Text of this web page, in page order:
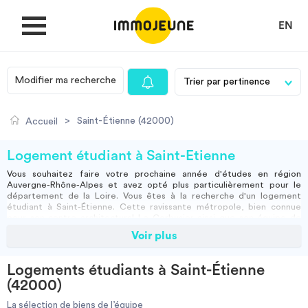
EN
MON COMPTE
Je cherche un logement
Villes
Modifier ma recherche
Accueil > Saint-Étienne (42000)
Logement étudiant à Saint-Étienne
Vous souhaitez faire votre prochaine année d'études en région
Auvergne-Rhône-Alpes et avez opté plus particulièrement pour le
département de la Loire. Vous êtes à la recherche d'un
logement
étudiant à Saint-Étienne. Cette ravissante métropole, bien connue
étudiant et toutes les opportunités offertes aux jeunes de passer des
peuvent rencontrer les étudiants et jeunes actifs, c’est pourquoi
ImmoJeune.com met un point d’honneur à vous proposer des
logements pensés pour vous et de tous types : particulier,
étudiante
, courte durée,
Voir plus
Logements étudiants à Saint-Étienne
(42000)
La sélection de biens de l’équipe